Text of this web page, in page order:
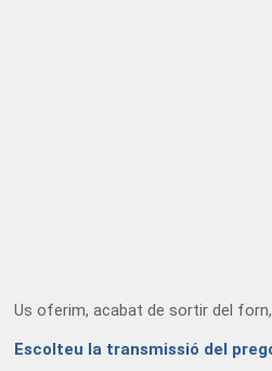
Us oferim, acabat de sortir del
Escolteu la transmissió del